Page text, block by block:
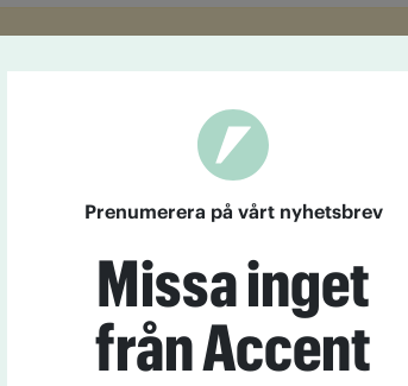
och nykterhet
21, 116 33 Stockholm
Prenumerera på vårt nyhetsbrev
Missa inget
från Accent